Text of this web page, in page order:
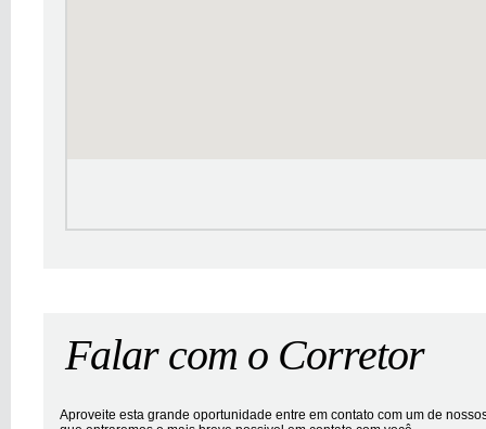
Falar com o Corretor
Aproveite esta grande oportunidade entre em contato com um de